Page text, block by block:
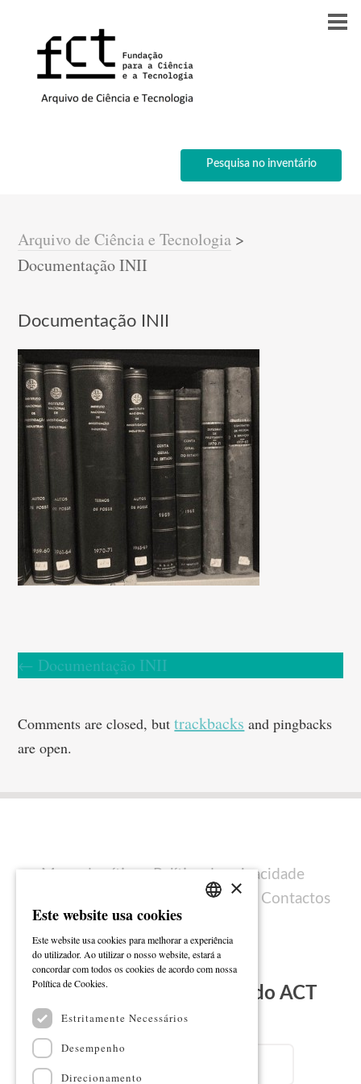
Pesquisa no inventário
Arquivo de Ciência e Tecnologia >
Documentação INII
Documentação INII
← Documentação INII
Comments are closed, buttrackbacks and pingbacks
are open.
Mapa do sítio
Política de privacidade
Ficha técnica Contactos
Subscreva a Newsletter do ACT
ENGLISH
×
Este website usa cookies
Este website usa cookies para melhorar a experiência
do utilizador. Ao utilizar o nosso website, estará a
concordar com todos os cookies de acordo com nossa
Política de Cookies.
Estritamente Necessários
Desempenho
Direcionamento